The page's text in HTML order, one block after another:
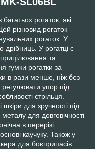
рогаток, які
різновид рогаток
рогаток. У
дрібниць. У рогатці є
та
гумки рогатки за
в рази менше, ніж без
регулювати упор під
стрільця.
для зручності під
для довговічності
в перерізі
каучуку. Також у
для боєприпасів.